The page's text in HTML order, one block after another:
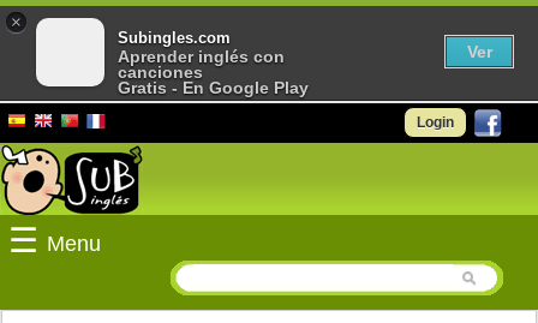
Login
☰ Menu
×
Subingles.com
Aprender inglés con
canciones
Gratis - En Google Play
Ver